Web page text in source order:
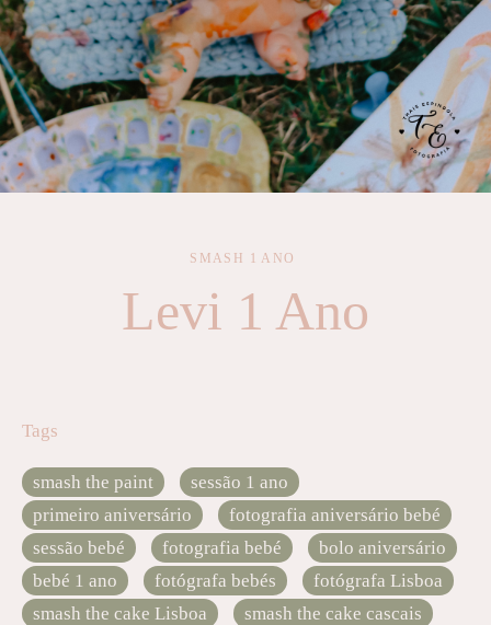
SMASH 1 ANO
Levi 1 Ano
Tags
smash the paint
sessão 1 ano
primeiro aniversário
fotografia aniversário bebé
sessão bebé
fotografia bebé
bolo aniversário
bebé 1 ano
fotógrafa bebés
fotógrafa Lisboa
smash the cake Lisboa
smash the cake cascais